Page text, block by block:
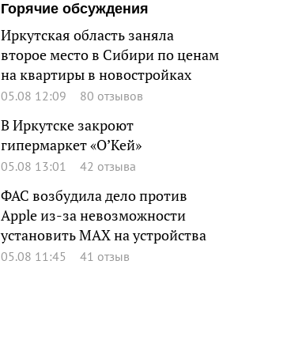
Горячие обсуждения
Иркутская область заняла
второе место в Сибири по ценам
на квартиры в новостройках
05.08 12:09 80 отзывов
В Иркутске закроют
гипермаркет «О’Кей»
05.08 13:01 42 отзыва
ФАС возбудила дело против
Apple из-за невозможности
установить MAX на устройства
05.08 11:45 41 отзыв